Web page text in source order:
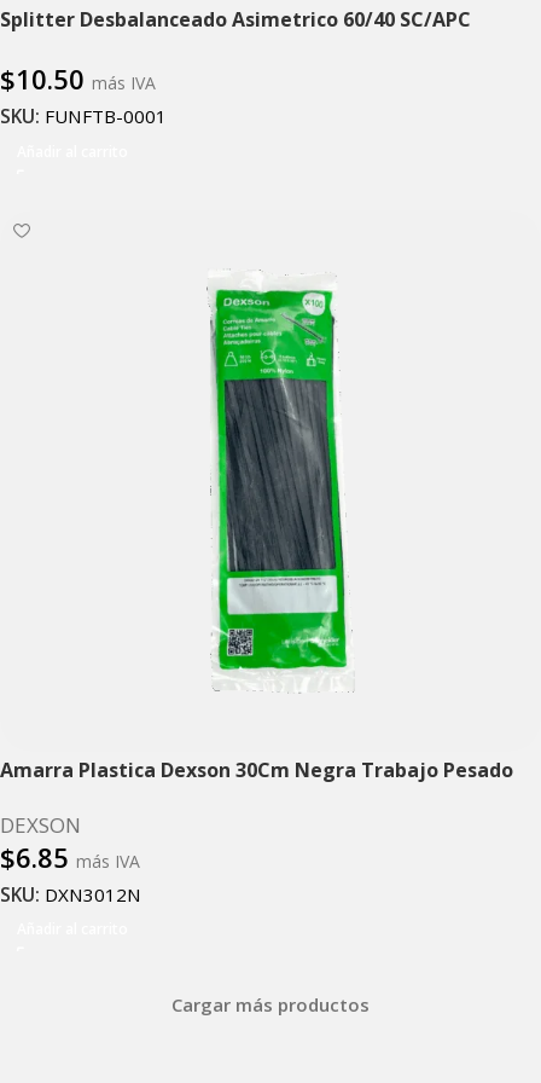
Splitter Desbalanceado Asimetrico 60/40 SC/APC
$10.50 más IVA
SKU: FUNFTB-0001
Amarra Plastica Dexson 30Cm Negra Trabajo Pesado
DEXSON
$6.85 más IVA
SKU: DXN3012N
Cargar más productos